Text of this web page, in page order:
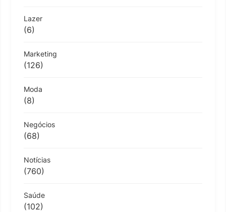
Lazer
(6)
Marketing
(126)
Moda
(8)
Negócios
(68)
Notícias
(760)
Saúde
(102)